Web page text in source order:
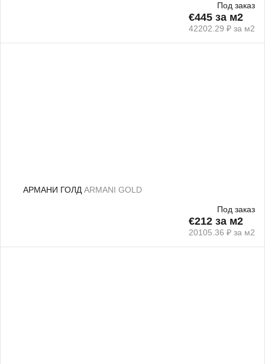
Под заказ
€445 за м2
42202.29 ₽ за м2
АРМАНИ ГОЛД ARMANI GOLD
Под заказ
€212 за м2
20105.36 ₽ за м2